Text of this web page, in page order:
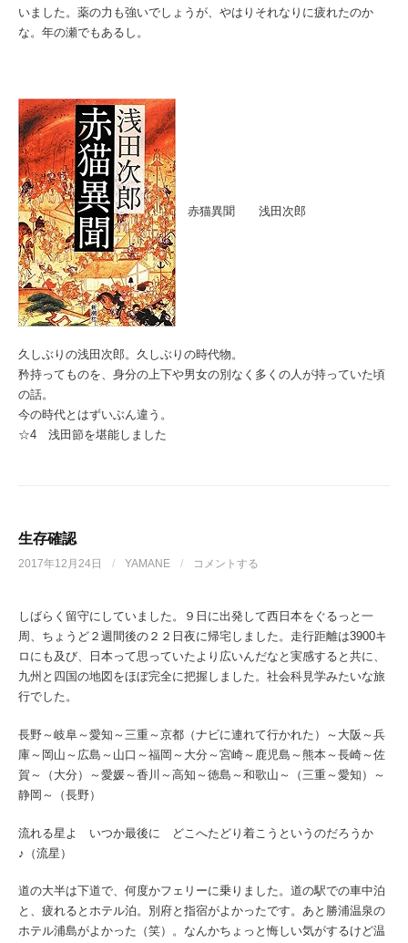
いました。薬の力も強いでしょうが、やはりそれなりに疲れたのか
な。年の瀬でもあるし。
赤猫異聞 浅田次郎
久しぶりの浅田次郎。久しぶりの時代物。
矜持ってものを、身分の上下や男女の別なく多くの人が持っていた頃
の話。
今の時代とはずいぶん違う。
☆4 浅田節を堪能しました
生存確認
2017年12月24日 / YAMANE / コメントする
しばらく留守にしていました。９日に出発して西日本をぐるっと一
周、ちょうど２週間後の２２日夜に帰宅しました。走行距離は3900キ
ロにも及び、日本って思っていたより広いんだなと実感すると共に、
九州と四国の地図をほぼ完全に把握しました。社会科見学みたいな旅
行でした。
長野～岐阜～愛知～三重～京都（ナビに連れて行かれた）～大阪～兵
庫～岡山～広島～山口～福岡～大分～宮崎～鹿児島～熊本～長崎～佐
賀～（大分）～愛媛～香川～高知～徳島～和歌山～（三重～愛知）～
静岡～（長野）
流れる星よ いつか最後に どこへたどり着こうというのだろうか
♪（流星）
道の大半は下道で、何度かフェリーに乗りました。道の駅での車中泊
と、疲れるとホテル泊。別府と指宿がよかったです。あと勝浦温泉の
ホテル浦島がよかった（笑）。なんかちょっと悔しい気がするけど温